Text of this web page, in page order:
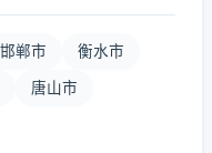
邯郸市 衡水市
唐山市